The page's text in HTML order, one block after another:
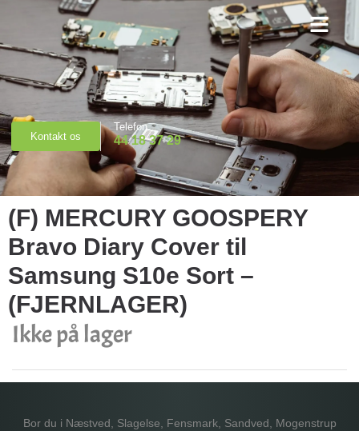
Kontakt os
Telefon
44 18 37 29
(F) MERCURY GOOSPERY
Bravo Diary Cover til
Samsung S10e Sort –
(FJERNLAGER)
Ikke på lager
Bor du i Næstved, Slagelse, Fensmark, Sandved, Mogenstrup